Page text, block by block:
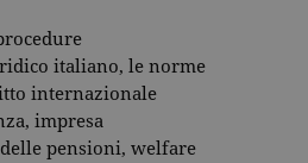
italiano, le norme
internazionale
impresa
pensioni, welfare